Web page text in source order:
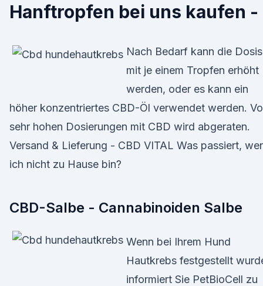
Hanftropfen bei uns kaufen -
Nach Bedarf kann die Dosis
mit je einem Tropfen erhöht
werden, oder es kann ein
höher konzentriertes CBD-Öl verwendet werden.
sehr hohen Dosierungen mit CBD wird abgeraten.
Versand & Lieferung - CBD VITAL Was passiert,
ich nicht zu Hause bin?
CBD-Salbe - Cannabinoiden Salbe
Wenn bei Ihrem Hund
Hautkrebs festgestellt
informiert Sie PetBioCell zu